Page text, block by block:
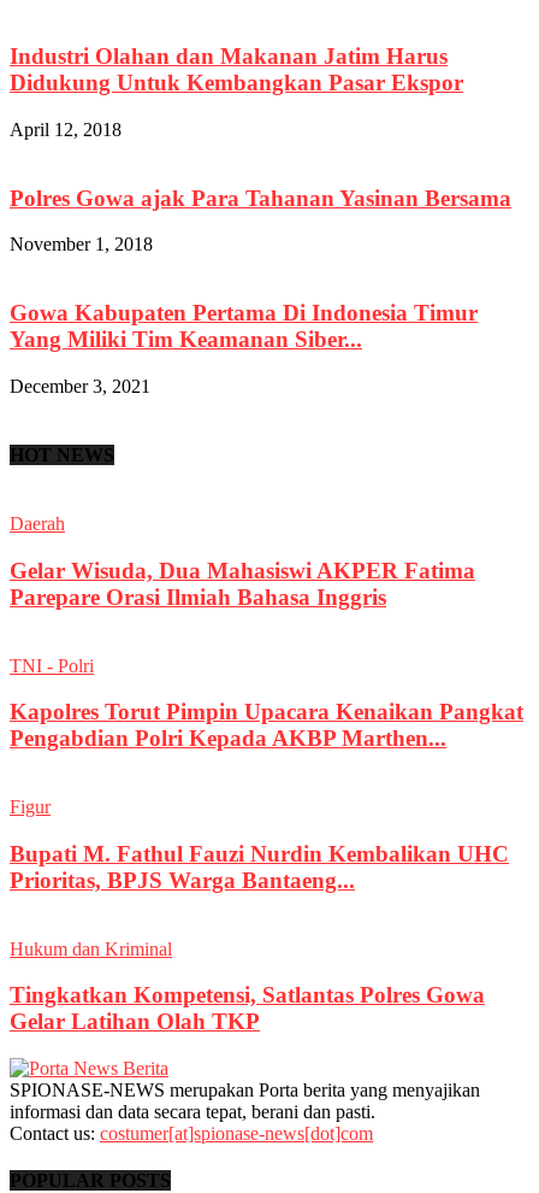
Industri Olahan dan Makanan Jatim Harus
Didukung Untuk Kembangkan Pasar Ekspor
April 12, 2018
Polres Gowa ajak Para Tahanan Yasinan Bersama
November 1, 2018
Gowa Kabupaten Pertama Di Indonesia Timur
Yang Miliki Tim Keamanan Siber...
December 3, 2021
HOT NEWS
Daerah
Gelar Wisuda, Dua Mahasiswi AKPER Fatima
Parepare Orasi Ilmiah Bahasa Inggris
TNI - Polri
Kapolres Torut Pimpin Upacara Kenaikan Pangkat
Pengabdian Polri Kepada AKBP Marthen...
Figur
Bupati M. Fathul Fauzi Nurdin Kembalikan UHC
Prioritas, BPJS Warga Bantaeng...
Hukum dan Kriminal
Tingkatkan Kompetensi, Satlantas Polres Gowa
Gelar Latihan Olah TKP
SPIONASE-NEWS merupakan Porta berita yang menyajikan
informasi dan data secara tepat, berani dan pasti.
Contact us: costumer[at]spionase-news[dot]com
POPULAR POSTS